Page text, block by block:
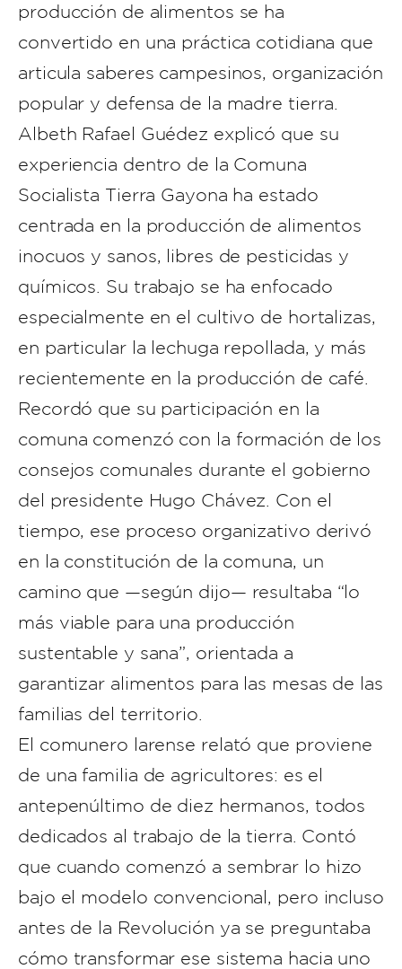
producción de alimentos se ha
convertido en una práctica cotidiana que
articula saberes campesinos, organización
popular y defensa de la madre tierra.
Albeth Rafael Guédez explicó que su
experiencia dentro de la Comuna
Socialista Tierra Gayona ha estado
centrada en la producción de alimentos
inocuos y sanos, libres de pesticidas y
químicos. Su trabajo se ha enfocado
especialmente en el cultivo de hortalizas,
en particular la lechuga repollada, y más
recientemente en la producción de café.
Recordó que su participación en la
comuna comenzó con la formación de los
consejos comunales durante el gobierno
del presidente Hugo Chávez. Con el
tiempo, ese proceso organizativo derivó
en la constitución de la comuna, un
camino que —según dijo— resultaba “lo
más viable para una producción
sustentable y sana”, orientada a
garantizar alimentos para las mesas de las
familias del territorio.
El comunero larense relató que proviene
de una familia de agricultores: es el
antepenúltimo de diez hermanos, todos
dedicados al trabajo de la tierra. Contó
que cuando comenzó a sembrar lo hizo
bajo el modelo convencional, pero incluso
antes de la Revolución ya se preguntaba
cómo transformar ese sistema hacia uno